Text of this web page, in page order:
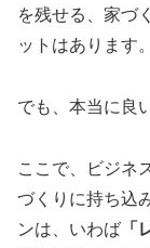
を残せる、家づ
ットはあります。
でも、本当に良
ここで、ビジネ
づくりに持ち込
ンは、いわば 「